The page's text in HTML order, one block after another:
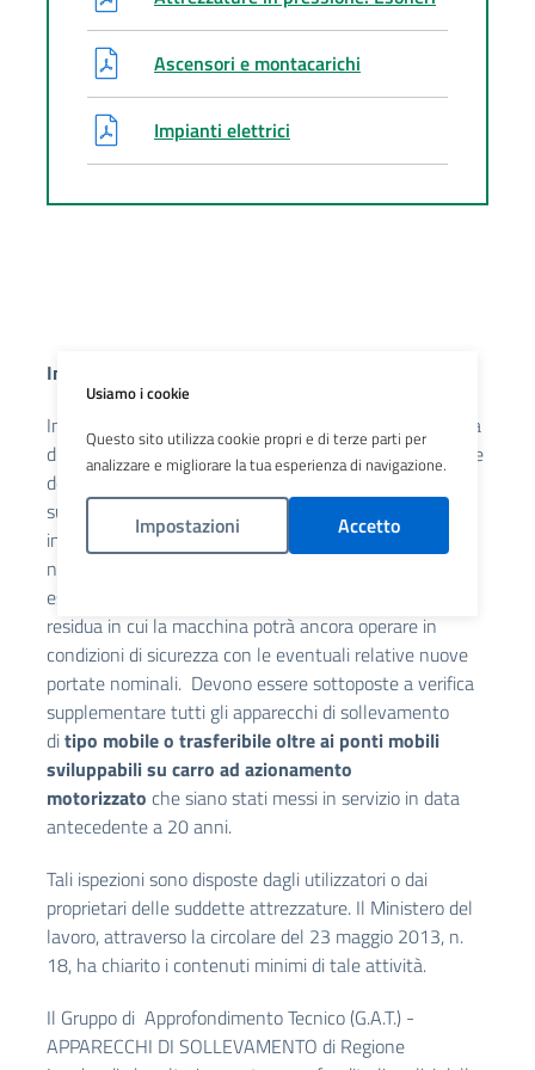
Ascensori e montacarichi
Impianti elettrici
Indagine supplementare
In aggiunta ai controlli, la vigente normativa in materia
di sicurezza sul lavoro prevede l’obbligo di effettuazione
della cd indagine supplementare. L ’indagine
supplementare consiste nell’attività finalizzata ad
individuare eventuali vizi, difetti o anomalie, prodottisi
nell’utilizzo delle attrezzature di lavoro, messe in
esercizio da oltre 20 anni, nonché a stabilire la vita
residua in cui la macchina potrà ancora operare in
condizioni di sicurezza con le eventuali relative nuove
portate nominali. Devono essere sottoposte a verifica
supplementare tutti gli apparecchi di sollevamento
ditipo mobile o trasferibile oltre ai ponti mobili
sviluppabili su carro ad azionamento
motorizzato che siano stati messi in servizio in data
antecedente a 20 anni.
Tali ispezioni sono disposte dagli utilizzatori o dai
proprietari delle suddette attrezzature. Il Ministero del
lavoro, attraverso la circolare del 23 maggio 2013, n.
18, ha chiarito i contenuti minimi di tale attività.
Il Gruppo di Approfondimento Tecnico (G.A.T.) -
APPARECCHI DI SOLLEVAMENTO di Regione
Usiamo i cookie
Questo sito utilizza cookie propri e di terze parti per
analizzare e migliorare la tua esperienza di navigazione.
Impostazioni Accetto